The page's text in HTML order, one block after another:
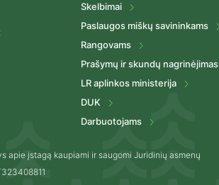
Skelbimai
Paslaugos miškų savininkams
Rangovams
Prašymų ir skundų nagrinėjimas
LR aplinkos ministerija
DUK
Darbuotojams
apie įstagą kaupiami ir saugomi Juridinių asmenų